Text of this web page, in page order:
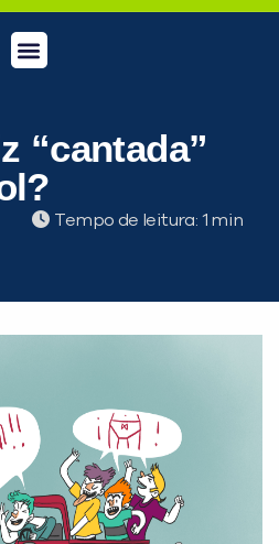
“cantada”
Tempo de leitura: